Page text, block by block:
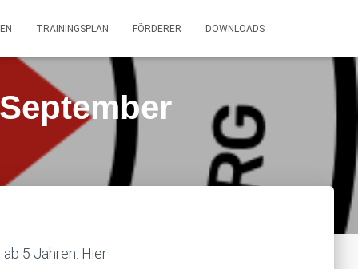
TRAININGSPLAN FÖRDERER DOWNLOADS
5 Jahren. Hier